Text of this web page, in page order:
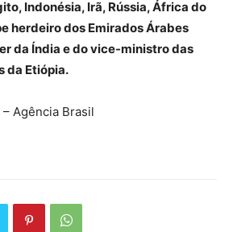
Indonésia, Irã, Rússia, África do
herdeiro dos Emirados Árabes
da Índia e do vice-ministro das
da Etiópia.
Agência Brasil